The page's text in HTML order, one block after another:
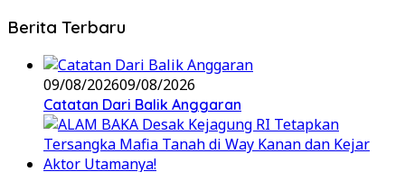
Berita Terbaru
09/08/202609/08/2026
Catatan Dari Balik Anggaran